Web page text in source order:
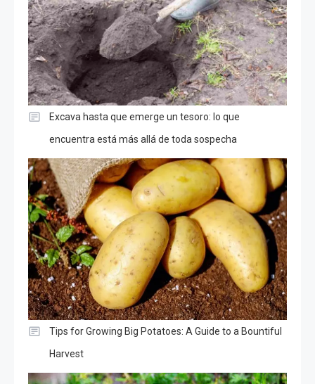
Excava hasta que emerge un tesoro: lo que
encuentra está más allá de toda sospecha
Tips for Growing Big Potatoes: A Guide to a Bountiful
Harvest